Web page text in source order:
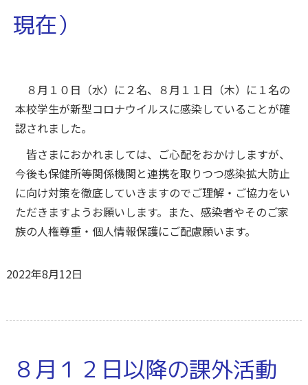
現在）
８月１０日（水）に２名、８月１１日（木）に１名の
本校学生が新型コロナウイルスに感染していることが確
認されました。
皆さまにおかれましては、ご心配をおかけしますが、
今後も保健所等関係機関と連携を取りつつ感染拡大防止
に向け対策を徹底していきますのでご理解・ご協力をい
ただきますようお願いします。また、感染者やそのご家
族の人権尊重・個人情報保護にご配慮願います。
2022年8月12日
８月１２日以降の課外活動